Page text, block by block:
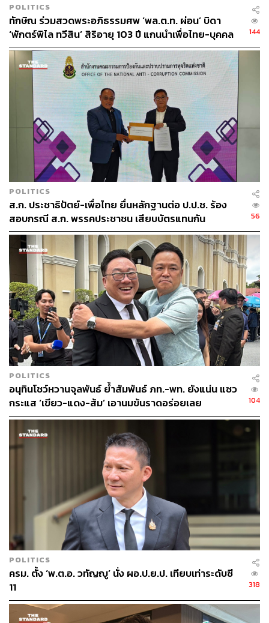
POLITICS
ทักษิณ ร่วมสวดพระอภิธรรมศพ ‘พล.ต.ท. ผ่อน’ บิดา
‘พักตร์พิไล ทวีสิน’ สิริอายุ 103 ปี แกนนำเพื่อไทย-บุคคล
หลากวงการร่วมอาลัย
144
POLITICS
ส.ก. ประชาธิปัตย์-เพื่อไทย ยื่นหลักฐานต่อ ป.ป.ช. ร้อง
สอบกรณี ส.ก. พรรคประชาชน เสียบบัตรแทนกัน
56
POLITICS
อนุทินโชว์หวานจุลพันธ์ ย้ำสัมพันธ์ ภท.-พท. ยังแน่น แซว
กระแส ‘เขียว-แดง-ส้ม’ เอานมข้นราดอร่อยเลย
104
POLITICS
ครม. ตั้ง ‘พ.ต.อ. วทัญญู’ นั่ง ผอ.ป.ย.ป. เทียบเท่าระดับซี
11
318